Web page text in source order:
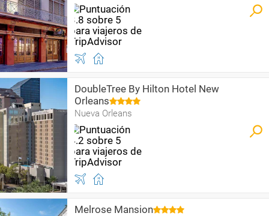
DoubleTree By Hilton Hotel New
Orleans
Nueva Orleans
Melrose Mansion